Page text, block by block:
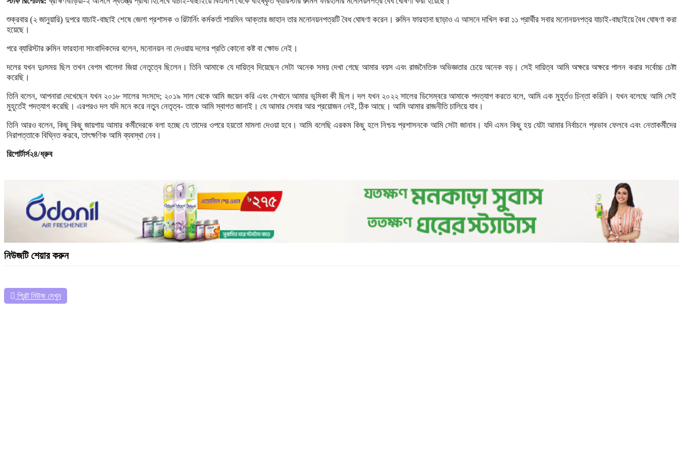
শুক্রবার (২ জানুয়ারি) দুপরে যাচাই-বাছাই শেষে জেলা প্রশাসক ও রিটার্নিং কর্মকর্তা শারমিন আক্তার জাহান তার মনোনয়নপত্রটি বৈধ ঘোষণা করেন। রুমিন ফারহানা ছাড়াও এ আসনে দাখিল করা ১১ প্রার্থীর সবার মনোনয়নপত্র যাচাই-বাছাইয়ে বৈধ ঘোষণা করা
হয়েছে।
পরে ব্যারিস্টার রুমিন ফারহানা সাংবাদিকদের বলেন, মনোনয়ন না দেওয়ায় দলের প্রতি কোনো কষ্ট বা ক্ষোভ নেই।
দলের যখন দুঃসময় ছিল তখন বেগম খালেদা জিয়া নেতৃত্বে ছিলেন। তিনি আমাকে যে দায়িত্ব দিয়েছেন সেটা অনেক সময় দেখা গেছে আমার বয়স এবং রাজনৈতিক অভিজ্ঞতার চেয়ে অনেক বড়। সেই দায়িত্ব আমি অক্ষরে অক্ষরে পালন করার সর্বোচ্চ চেষ্টা
করেছি।
তিনি বলেন, আপনারা দেখেছেন যখন ২০১৮ সালের সংসদে; ২০১৯ সাল থেকে আমি জয়েন করি এবং সেখানে আমার ভূমিকা কী ছিল। দল যখন ২০২২ সালের ডিসেম্বরে আমাকে পদত্যাগ করতে বলে, আমি এক মুহূর্তও চিন্তা করিনি। যখন বলেছে আমি সেই
মুহূর্তেই পদত্যাগ করেছি। এরপরও দল যদি মনে করে নতুন নেতৃত্ব- তাকে আমি স্বাগত জানাই। যে আমার সেবার আর প্রয়োজন নেই, ঠিক আছে। আমি আমার রাজনীতি চালিয়ে যাব।
তিনি আরও বলেন, কিছু কিছু জায়গায় আমার কর্মীদেরকে বলা হচ্ছে যে তাদের ওপরে হয়তো মামলা দেওয়া হবে। আমি বলেছি এরকম কিছু হলে নিশ্চয় প্রশাসনকে আমি সেটা জানাব। যদি এমন কিছু হয় যেটা আমার নির্বাচনে প্রভাব ফেলবে এবং নেতাকর্মীদের
নিরাপত্তাকে বিঘ্নিত করবে, তাৎক্ষণিক আমি ব্যবস্থা নেব।
রিপোর্টার্স২৪/ধ্রুব
নিউজটি শেয়ার করুন
প্রিন্ট নিউজ দেখুন